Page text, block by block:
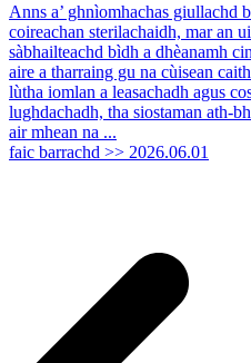
Anns a’ ghnìomhachas giullachd
coireachan sterilachaidh, mar an
sàbhailteachd bìdh a dhèanamh
aire a tharraing gu na cùisean
lùtha iomlan a leasachadh agus
lughdachadh, tha siostaman ath-
air mhean na ...
faic barrachd >> 2026.06.01